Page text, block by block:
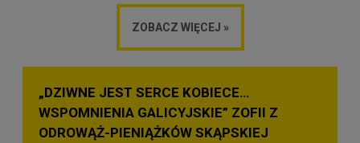
ZOBACZ WIĘCEJ »
„DZIWNE JEST SERCE KOBIECE…
WSPOMNIENIA GALICYJSKIE” ZOFII Z
ODROWĄŻ-PIENIĄŻKÓW SKĄPSKIEJ